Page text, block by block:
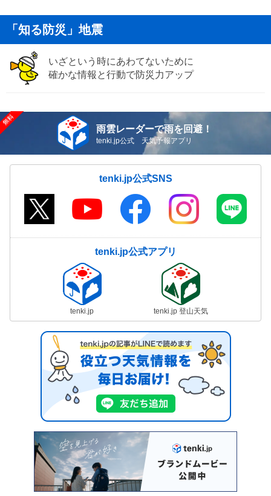
「知る防災」地震
いざという時にあわてないために
確かな情報と行動で防災力アップ
雨雲レーダーで雨を回避！
tenki.jp公式 天気予報アプリ
tenki.jp公式SNS
tenki.jp公式アプリ
tenki.jp tenki.jp 登山天気